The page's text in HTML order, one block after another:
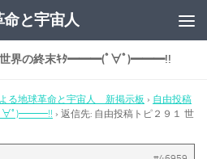
と宇宙人
世界の終末ｷﾀ━━━(ﾟ∀ﾟ)━━━!!
る地球革命と宇宙人 新掲示板 › 自由投稿
ﾟ∀ﾟ)━━━!! › 返信先: 自由投稿トピ２９１ 世